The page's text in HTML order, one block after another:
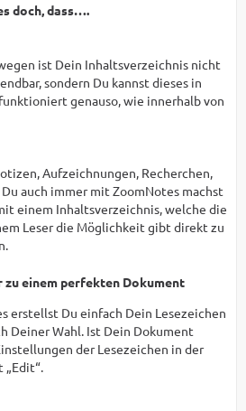
doch, dass….
ist Dein Inhaltsverzeichnis nicht
sondern Du kannst dieses in
genauso, wie innerhalb von
Aufzeichnungen, Recherchen,
auch immer mit ZoomNotes machst
einem Inhaltsverzeichnis, welche die
Leser die Möglichkeit gibt direkt zu
zu einem perfekten Dokument
erstellst Du einfach Dein Lesezeichen
Deiner Wahl. Ist Dein Dokument
der Lesezeichen in der